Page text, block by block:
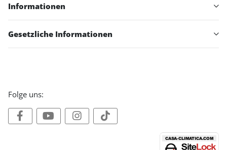
Informationen
Gesetzliche Informationen
Folge uns: